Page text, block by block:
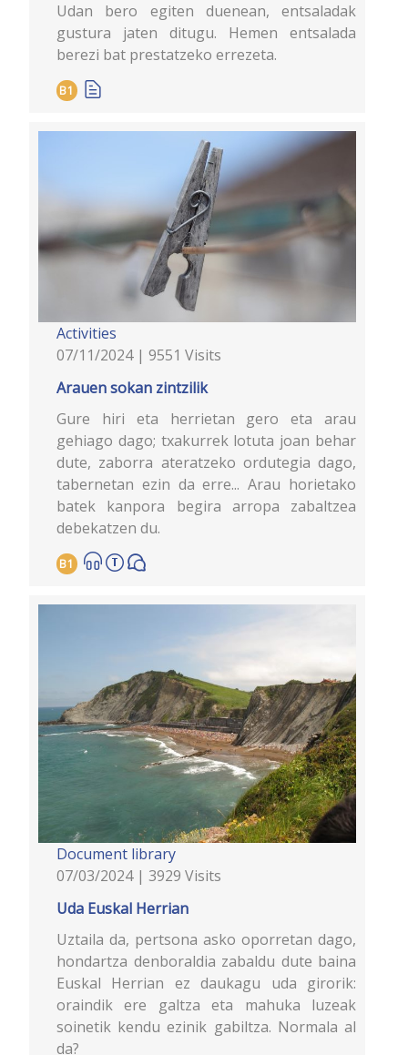
Udan bero egiten duenean, entsaladak
gustura jaten ditugu. Hemen entsalada
berezi bat prestatzeko errezeta.
B1
Activities
07/11/2024 | 9551 Visits
Arauen sokan zintzilik
Gure hiri eta herrietan gero eta arau
gehiago dago; txakurrek lotuta joan behar
dute, zaborra ateratzeko ordutegia dago,
tabernetan ezin da erre... Arau horietako
batek kanpora begira arropa zabaltzea
debekatzen du.
B1
Document library
07/03/2024 | 3929 Visits
Uda Euskal Herrian
Uztaila da, pertsona asko oporretan dago,
hondartza denboraldia zabaldu dute baina
Euskal Herrian ez daukagu uda girorik:
oraindik ere galtza eta mahuka luzeak
soinetik kendu ezinik gabiltza. Normala al
da?